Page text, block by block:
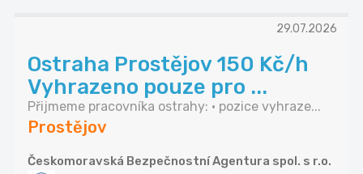
29.07.2026
Ostraha Prostějov 150 Kč/h
Vyhrazeno pouze pro ...
Přijmeme pracovníka ostrahy: • pozice vyhraze...
Prostějov
Českomoravská Bezpečnostní Agentura spol. s r.o.